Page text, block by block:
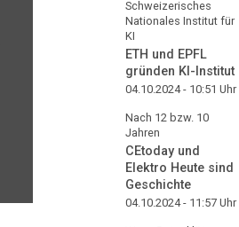
Schweizerisches
Nationales Institut für
KI
ETH und EPFL
gründen KI-Institut
04.10.2024 - 10:51 Uhr
Nach 12 bzw. 10
Jahren
CEtoday und
Elektro Heute sind
Geschichte
04.10.2024 - 11:57 Uhr